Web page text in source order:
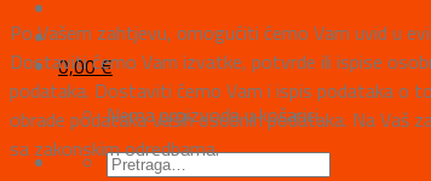
0,00€
Nema proizvoda u košarici.
Po Vašem zahtjevu, omogućiti ćemo Vam uvid u
Dostaviti ćemo Vam izvatke, potvrde ili ispise
podataka. Dostaviti ćemo Vam i ispis podataka o
obrade podataka Vaših osobnih podataka. Na Vaš
sa zakonskim odredbama.